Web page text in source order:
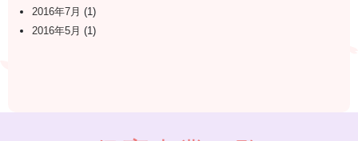
2016年7月 (1)
2016年5月 (1)